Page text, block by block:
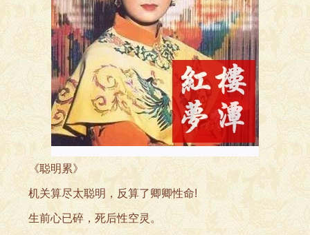
《聪明 累》
机关算尽太聪明，反算了卿卿性命!
生前心已碎，死后性空灵。